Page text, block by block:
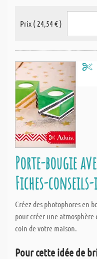
Prix ( 24,54 € )
Porte-bougie
Fiches-
Créez des photophores en
pour créer une
coin de votre maison.
Pour cette idée de